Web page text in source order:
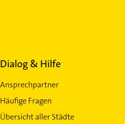
Dialog & Hilfe
Ansprechpartner
Häufige Fragen
Übersicht aller Städte